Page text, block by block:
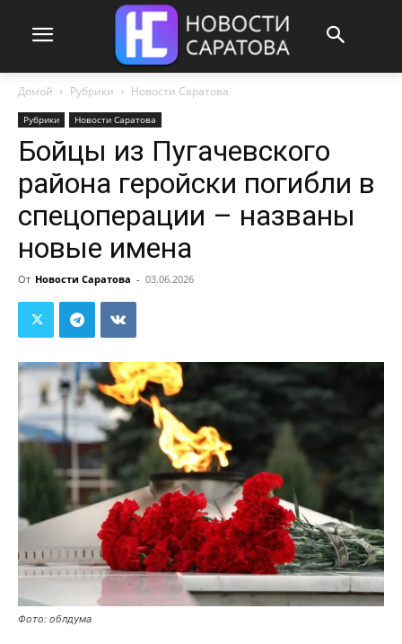
Домой Рубрики Новости Саратова
Рубрики Новости Саратова
Бойцы из Пугачевского
района геройски погибли в
спецоперации – названы
новые имена
От Новости Саратова - 03.06.2026
Фото: облдума